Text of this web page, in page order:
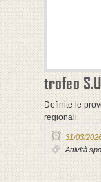
trofeo
Definite le
regionali
31/03/
Attività